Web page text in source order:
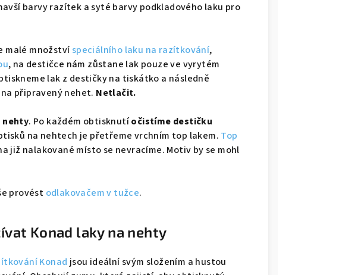
barvy razítek a syté barvy podkladového laku pro
malé množstvíspeciálního laku na razítkování,
, na destičce nám zůstane lak pouze ve vyrytém
lak z destičky na tiskátko a následně
připravený nehet. Netlačit.
nehty. Po každém obtisknutíočistíme destičku
na nehtech je přetřeme vrchním top lakem. Top
již nalakované místo se nevracíme. Motiv by se mohl
provést odlakovačem v tužce.
Konad laky na nehty
Konad jsou ideální svým složením a hustou